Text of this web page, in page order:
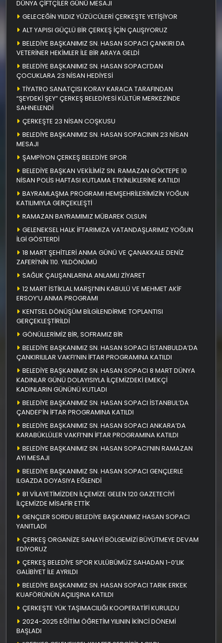
DÜNYA ÇİFTÇİLER GÜNÜ MESAJI
GELECEĞİN YILDIZ YÜZÜCÜLERİ ÇERKEŞTE YETİŞİYOR
ALT YAPISI GÜÇLÜ BİR ÇERKEŞ İÇİN ÇALIŞIYORUZ
BELEDİYE BAŞKANIMIZ SN. HASAN SOPACI ÇANKIRI DA
VETERİNER HEKİMLER İLE BİR ARAYA GELDİ
BELEDİYE BAŞKANIMIZ SN. HASAN SOPACI’DAN
ÇOCUKLARA 23 NİSAN HEDİYESİ
TİYATRO SANATÇISI KORAY KARACA TARAFINDAN
“ŞEYDEKİ ŞEY” ÇERKEŞ BELEDİYESİ KÜLTÜR MERKEZİNDE
SAHNELENDİ
ÇERKEŞTE 23 NİSAN COŞKUSU
BELEDİYE BAŞKANIMIZ SN. HASAN SOPACININ 23 NİSAN
MESAJI
ŞAMPİYON ÇERKEŞ BELEDİYE SPOR
BELEDİYE BAŞKAN VEKİLİMİZ SN. RAMAZAN GÖKTEPE 10
NİSAN POLİS HAFTASI KUTLAMA ETKİNLİKLERİNE KATILDI
BAYRAMLAŞMA PROGRAMI HEMŞEHRİLERİMİZİN YOĞUN
KATILIMIYLA GERÇEKLEŞTİ
RAMAZAN BAYRAMIMIZ MÜBAREK OLSUN
GELENEKSEL HALK İFTARIMIZA VATANDAŞLARIMIZ YOĞUN
İLGİ GÖSTERDİ
18 MART ŞEHİTLERİ ANMA GÜNÜ VE ÇANAKKALE DENİZ
ZAFERİ’NİN 110. YILDÖNÜMÜ
SAĞLIK ÇALIŞANLARINA ANLAMLI ZİYARET
12 MART İSTİKLAL MARŞI’NIN KABULÜ VE MEHMET AKİF
ERSOY’U ANMA PROGRAMI
KENTSEL DÖNÜŞÜM BİLGİLENDİRME TOPLANTISI
GERÇEKLEŞTİRİLDİ
GÖNÜLLERİMİZ BİR, SOFRAMIZ BİR
BELEDİYE BAŞKANIMIZ SN. HASAN SOPACI İSTANBULDA’DA
ÇANKIRILILAR VAKFI’NIN İFTAR PROGRAMINA KATILDI
BELEDİYE BAŞKANIMIZ SN. HASAN SOPACI 8 MART DÜNYA
KADINLAR GÜNÜ DOLAYISIYLA İLÇEMİZDEKİ EMEKÇİ
KADINLARIN GÜNÜNÜ KUTLADI
BELEDİYE BAŞKANIMIZ SN. HASAN SOPACI İSTANBUL’DA
ÇANDEF’İN İFTAR PROGRAMINA KATILDI
BELEDİYE BAŞKANIMIZ SN. HASAN SOPACI ANKARA’DA
KARABÜKLÜLER VAKFI’NIN İFTAR PROGRAMINA KATILDI
BELEDİYE BAŞKANIMIZ SN. HASAN SOPACI’NIN RAMAZAN
AYI MESAJI
BELEDİYE BAŞKANIMIZ SN. HASAN SOPACI GENÇLERLE
ILGAZDA DOYASIYA EĞLENDİ
81 VİLAYETİMİZDEN İLÇEMİZE GELEN 120 GAZETECİYİ
İLÇEMİZDE MİSAFİR ETTİK
GENÇLER SORDU BELEDİYE BAŞKANIMIZ HASAN SOPACI
YANITLADI
ÇERKEŞ ORGANİZE SANAYİ BÖLGEMİZİ BÜYÜTMEYE DEVAM
EDİYORUZ
ÇERKEŞ BELEDİYE SPOR KULÜBÜMÜZ SAHADAN 1-0’LIK
GALİBİYET İLE AYRILDI
BELEDİYE BAŞKANIMIZ SN. HASAN SOPACI TARIK ERKEK
KUAFÖRÜNÜN AÇILIŞINA KATILDI
ÇERKEŞTE YÜK TAŞIMACILIĞI KOOPERATİFİ KURULDU
2024-2025 EĞİTİM ÖĞRETİM YILININ İKİNCİ DÖNEMİ
BAŞLADI